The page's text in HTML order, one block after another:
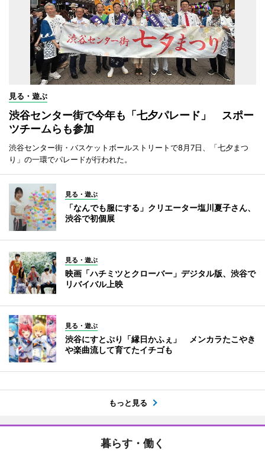
見る・遊ぶ
渋谷センター街で今年も「七夕パレード」 スポー
ツチームらも参加
渋谷センター街・バスケットボールストリートで8月7日、「七夕まつ
り」の一環でパレードが行われた。
見る・遊ぶ
「なんでも服にする」クリエーター塩川夏子さん、
渋谷で初個展
見る・遊ぶ
映画「ハチミツとクローバー」デジタル版、渋谷で
リバイバル上映
見る・遊ぶ
渋谷にすとぷり「縁日かふぇ」 メンカラたこやき
や楽曲流して育てたイチゴも
もっと見る
暮らす・働く